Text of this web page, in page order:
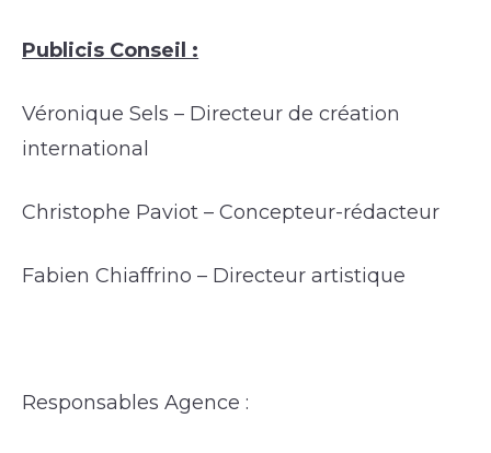
Publicis Conseil :
Véronique Sels – Directeur de création
international
Christophe Paviot – Concepteur-rédacteur
Fabien Chiaffrino – Directeur artistique
Responsables Agence :